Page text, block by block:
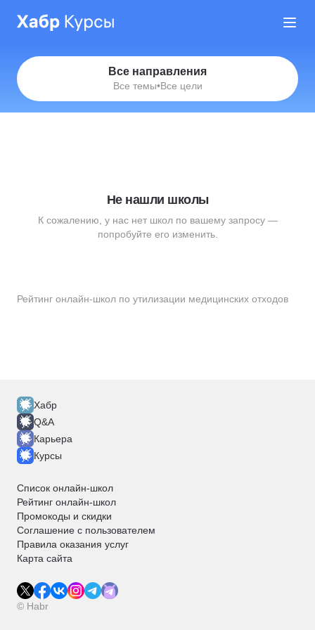
Все направления
Все темы•Все цели
Рейтинг онлайн-школ по утилизации медицинских отходов
Не нашли школы
К сожалению, у нас нет школ по вашему запросу —
попробуйте его изменить.
Хабр
Q&A
Карьера
Курсы
Список онлайн-школ
Рейтинг онлайн-школ
Промокоды и скидки
Соглашение с пользователем
Правила оказания услуг
Карта сайта
© Habr